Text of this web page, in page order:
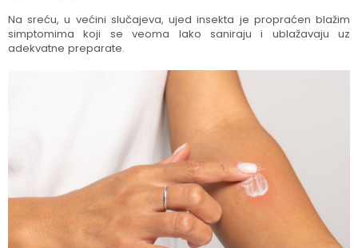
Na sreću, u većini slučajeva, ujed insekta je propraćen blažim
simptomima koji se veoma lako saniraju i ublažavaju uz
adekvatne preparate.